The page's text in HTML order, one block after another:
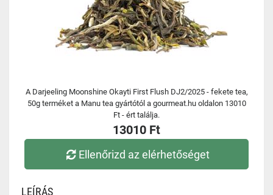
A Darjeeling Moonshine Okayti First Flush DJ2/2025 - fekete tea,
50g terméket a Manu tea gyártótól a gourmeat.hu oldalon 13010
Ft - ért találja.
13010 Ft
Ellenőrizd az elérhetőséget
LEÍRÁS